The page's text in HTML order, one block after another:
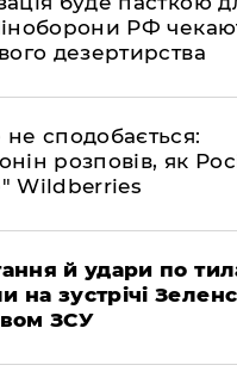
РФ
дезертирства
сподобається:
розповів, як
Wildberries
й удари по
на зустрічі
ЗСУ